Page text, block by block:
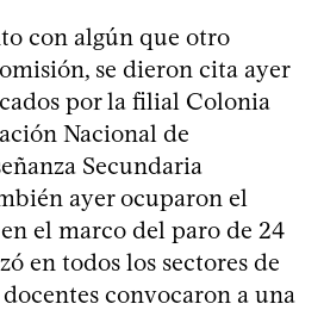
con algún que otro
se dieron cita ayer
por la filial Colonia
Nacional de
Secundaria
ayer ocuparon el
el marco del paro de 24
en todos los sectores de
convocaron a una